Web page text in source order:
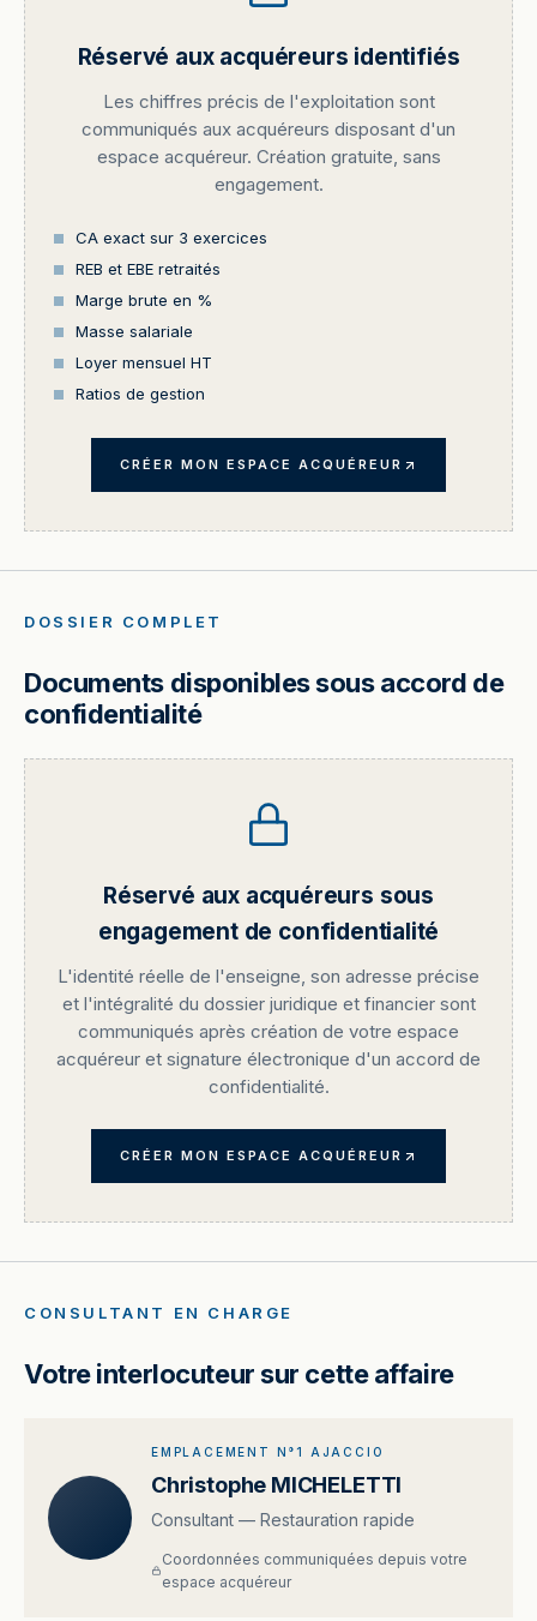
Réservé aux acquéreurs identifiés
Les chiffres précis de l'exploitation sont
communiqués aux acquéreurs disposant d'un
espace acquéreur. Création gratuite, sans
engagement.
CA exact sur 3 exercices
REB et EBE retraités
Marge brute en %
Masse salariale
Loyer mensuel HT
Ratios de gestion
CRÉER MON ESPACE ACQUÉREUR
DOSSIER COMPLET
Documents disponibles sous accord de
confidentialité
Réservé aux acquéreurs sous
engagement de confidentialité
L'identité réelle de l'enseigne, son adresse précise
et l'intégralité du dossier juridique et financier sont
communiqués après création de votre espace
acquéreur et signature électronique d'un accord de
confidentialité.
CRÉER MON ESPACE ACQUÉREUR
CONSULTANT EN CHARGE
Votre interlocuteur sur cette affaire
EMPLACEMENT N°1 AJACCIO
Christophe MICHELETTI
Consultant — Restauration rapide
Coordonnées communiquées depuis votre
espace acquéreur